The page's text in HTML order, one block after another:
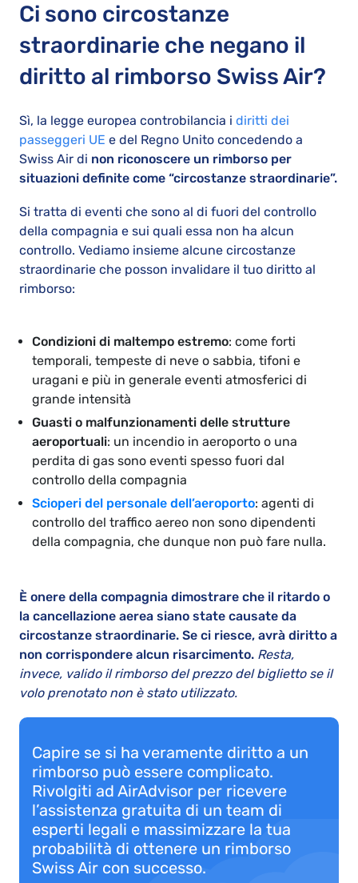
Ci sono circostanze
straordinarie che negano il
diritto al rimborso Swiss Air?
Sì, la legge europea controbilancia i diritti dei
passeggeri UE e del Regno Unito concedendo a
Swiss Air di non riconoscere un rimborso per
situazioni definite come “circostanze straordinarie”.
Si tratta di eventi che sono al di fuori del controllo
della compagnia e sui quali essa non ha alcun
controllo. Vediamo insieme alcune circostanze
straordinarie che posson invalidare il tuo diritto al
rimborso:
Condizioni di maltempo estremo: come forti
temporali, tempeste di neve o sabbia, tifoni e
uragani e più in generale eventi atmosferici di
grande intensità
Guasti o malfunzionamenti delle strutture
aeroportuali: un incendio in aeroporto o una
perdita di gas sono eventi spesso fuori dal
controllo della compagnia
Scioperi del personale dell’aeroporto: agenti di
controllo del traffico aereo non sono dipendenti
della compagnia, che dunque non può fare nulla.
È onere della compagnia dimostrare che il ritardo o
la cancellazione aerea siano state causate da
circostanze straordinarie. Se ci riesce, avrà diritto a
non corrispondere alcun risarcimento. Resta,
invece, valido il rimborso del prezzo del biglietto se il
volo prenotato non è stato utilizzato.
Capire se si ha veramente diritto a un
rimborso può essere complicato.
Rivolgiti ad AirAdvisor per ricevere
l’assistenza gratuita di un team di
esperti legali e massimizzare la tua
probabilità di ottenere un rimborso
Swiss Air con successo.